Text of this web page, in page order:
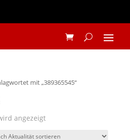
mit „389365545“
angezeigt